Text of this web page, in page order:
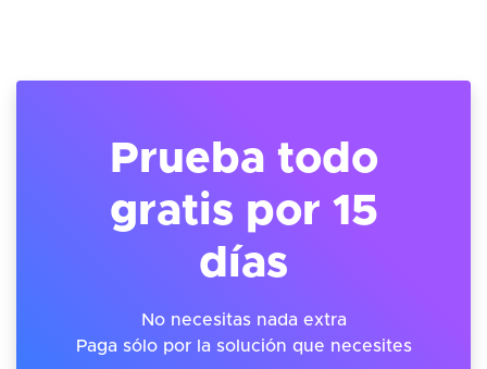
Prueba todo
gratis por 15
días
No necesitas nada extra
Paga sólo por la solución que necesites